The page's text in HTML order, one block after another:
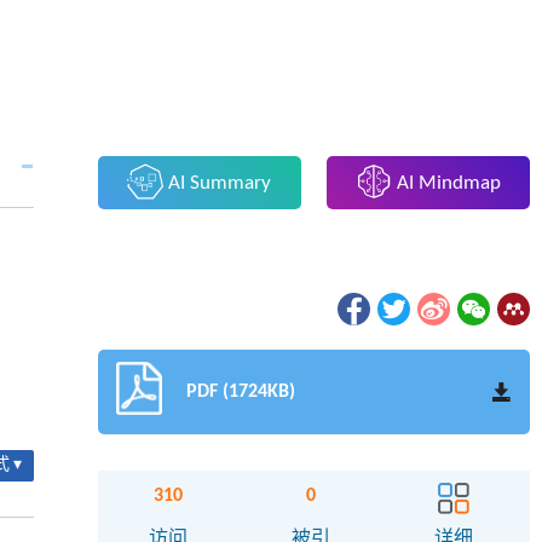
▾
AI Summary AI Mindmap
PDF (1724KB)
310 0